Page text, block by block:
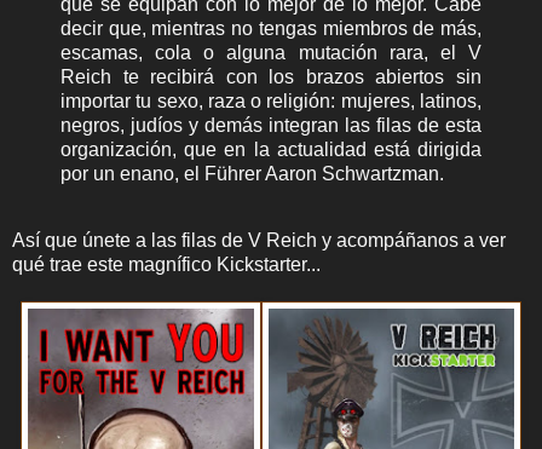
decir que, mientras no tengas miembros de más,
escamas, cola o alguna mutación rara, el V
Reich te recibirá con los brazos abiertos sin
importar tu sexo, raza o religión: mujeres, latinos,
negros, judíos y demás integran las filas de esta
organización, que en la actualidad está dirigida
por un enano, el Führer Aaron Schwartzman.
Así que únete a las filas de V Reich y acompáñanos a ver
qué trae este magnífico Kickstarter...